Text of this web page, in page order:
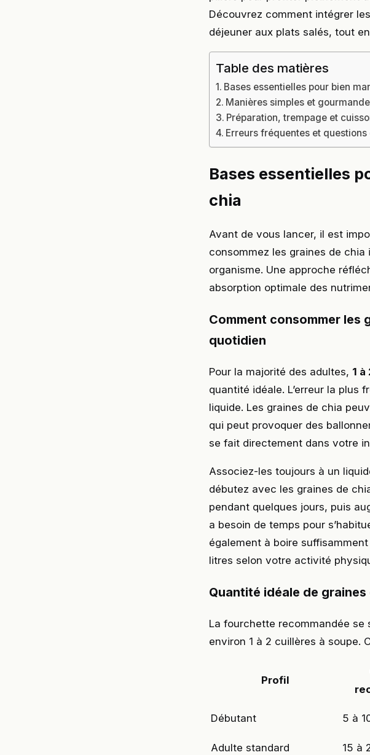
Découvrez comment intégrer
déjeuner aux plats salés, tout
Table des matières
Bases essentielles pour bien
Manières simples et
Préparation, trempage et
Erreurs fréquentes et
Bases essentielles
chia
Avant de vous lancer, il est
consommez les graines de
organisme. Une approche
absorption optimale des
Comment consommer les
quotidien
Pour la majorité des adultes, 1
quantité idéale. L’erreur la plus
liquide. Les graines de chia
qui peut provoquer des
se fait directement dans votre
Associez-les toujours à un
débutez avec les graines de
pendant quelques jours, puis
a besoin de temps pour
également à boire
litres selon votre activité
Quantité idéale de
La fourchette recommandée se
environ 1 à 2 cuillères à soupe.
Profil
Débutant 5 à
Adulte standard
15 à